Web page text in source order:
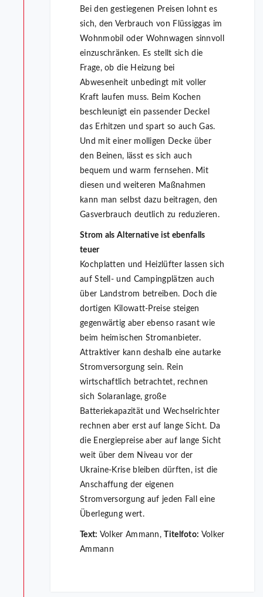
Bei den gestiegenen Preisen lohnt es
sich, den Verbrauch von Flüssiggas im
Wohnmobil oder Wohnwagen sinnvoll
einzuschränken. Es stellt sich die
Frage, ob die Heizung bei
Abwesenheit unbedingt mit voller
Kraft laufen muss. Beim Kochen
beschleunigt ein passender Deckel
das Erhitzen und spart so auch Gas.
Und mit einer molligen Decke über
den Beinen, lässt es sich auch
bequem und warm fernsehen. Mit
diesen und weiteren Maßnahmen
kann man selbst dazu beitragen, den
Gasverbrauch deutlich zu reduzieren.
Strom als Alternative ist ebenfalls
teuer
Kochplatten und Heizlüfter lassen sich
auf Stell- und Campingplätzen auch
über Landstrom betreiben. Doch die
dortigen Kilowatt-Preise steigen
gegenwärtig aber ebenso rasant wie
beim heimischen Stromanbieter.
Attraktiver kann deshalb eine autarke
Stromversorgung sein. Rein
wirtschaftlich betrachtet, rechnen
sich Solaranlage, große
Batteriekapazität und Wechselrichter
rechnen aber erst auf lange Sicht. Da
die Energiepreise aber auf lange Sicht
weit über dem Niveau vor der
Ukraine-Krise bleiben dürften, ist die
Anschaffung der eigenen
Stromversorgung auf jeden Fall eine
Überlegung wert.
Text: Volker Ammann, Titelfoto: Volker
Ammann